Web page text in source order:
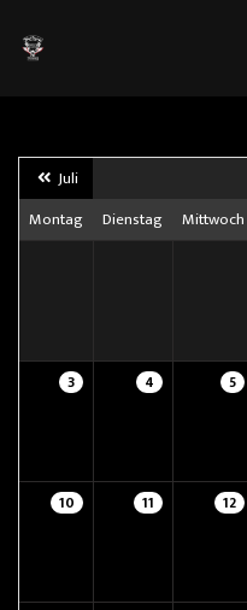
Juli
Montag
Dienstag Mittwoch
3 4 5
10 11 12